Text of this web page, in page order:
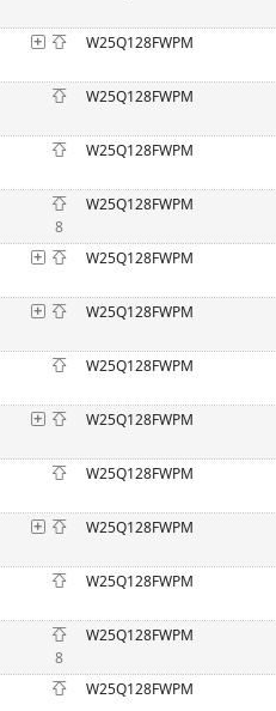
W25Q128FWPM
W25Q128FWPM
W25Q128FWPM
8
W25Q128FWPM
W25Q128FWPM
W25Q128FWPM
W25Q128FWPM
W25Q128FWPM
W25Q128FWPM
W25Q128FWPM
W25Q128FWPM
8
W25Q128FWPM
W25Q128FWPM